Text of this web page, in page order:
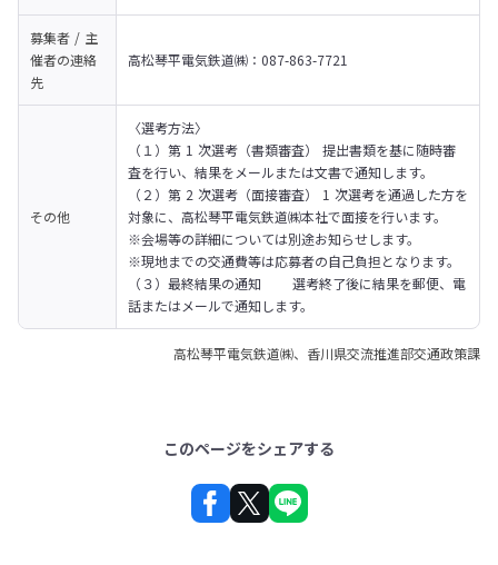
募集者 / 主
催者の連絡
先
高松琴平電気鉄道㈱：087-863-7721
その他
〈選考方法〉
（１）第 1 次選考（書類審査） 提出書類を基に随時審
査を行い、結果をメールまたは文書で通知します。
（２）第 2 次選考（面接審査） 1 次選考を通過した方を
対象に、高松琴平電気鉄道㈱本社で面接を行います。
※会場等の詳細については別途お知らせします。
※現地までの交通費等は応募者の自己負担となります。
（３）最終結果の通知 　　選考終了後に結果を郵便、電
話またはメールで通知します。
高松琴平電気鉄道㈱、香川県交流推進部交通政策課
このページをシェアする